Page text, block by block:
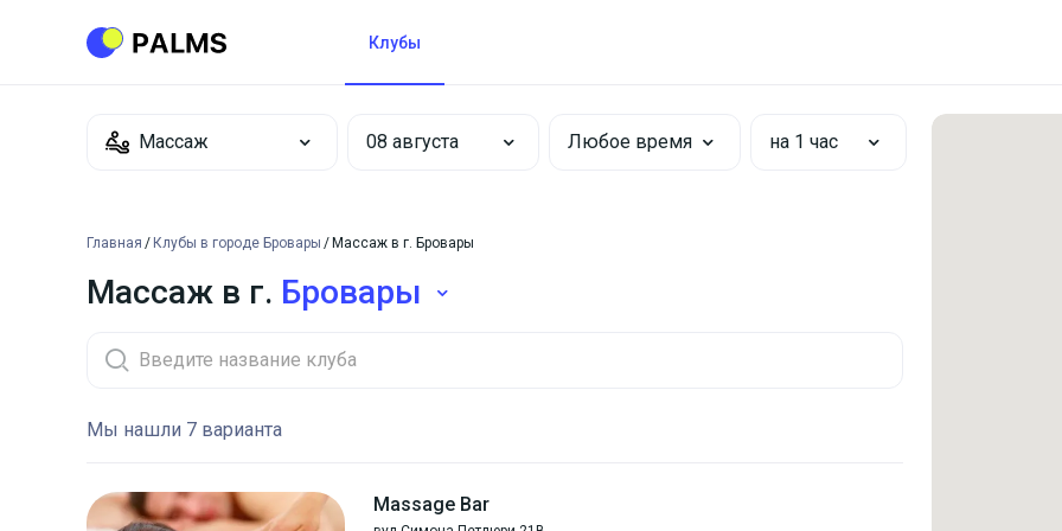
Клубы
Массаж Любое время на 1 час
Главная Клубы в городе Бровары Массаж в г. Бровары
Массаж в г. Бровары
Мы нашли 7 варианта
Massage Bar